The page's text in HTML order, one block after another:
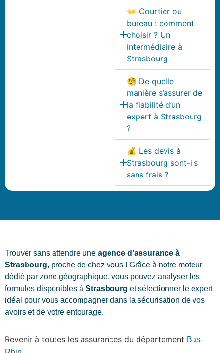
👐 Courtier ou
bureau : comment
choisir ? Un
intermédiaire à
Strasbourg
🧐 De quelle
manière s’assurer de
la fiabilité d’un
expert à Strasbourg
?
💰 Les devis à
Strasbourg sont-ils
sans frais ?
Trouver sans attendre une agence d’assurance à
Strasbourg, proche de chez vous ! Grâce à notre moteur
dédié par zone géographique, vous pouvez analyser les
formules disponibles à Strasbourg et sélectionner le expert
idéal pour vous accompagner dans la sécurisation de vos
avoirs et de votre entourage.
Revenir à toutes les assurances du département Bas-